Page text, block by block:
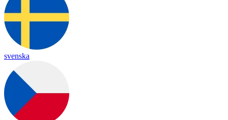
svenska